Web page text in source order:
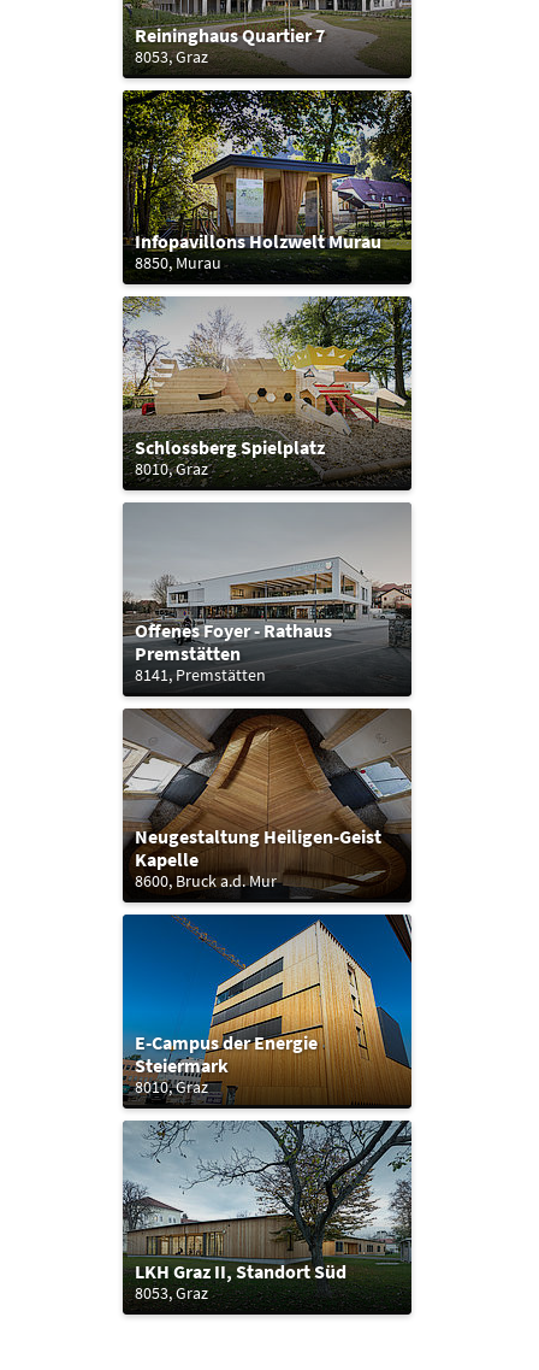
Reininghaus Quartier 7
8053, Graz
Infopavillons Holzwelt Murau
8850, Murau
Schlossberg Spielplatz
8010, Graz
Offenes Foyer - Rathaus
Premstätten
8141, Premstätten
Neugestaltung Heiligen-Geist
Kapelle
8600, Bruck a.d. Mur
E-Campus der Energie
Steiermark
8010, Graz
LKH Graz II, Standort Süd
8053, Graz